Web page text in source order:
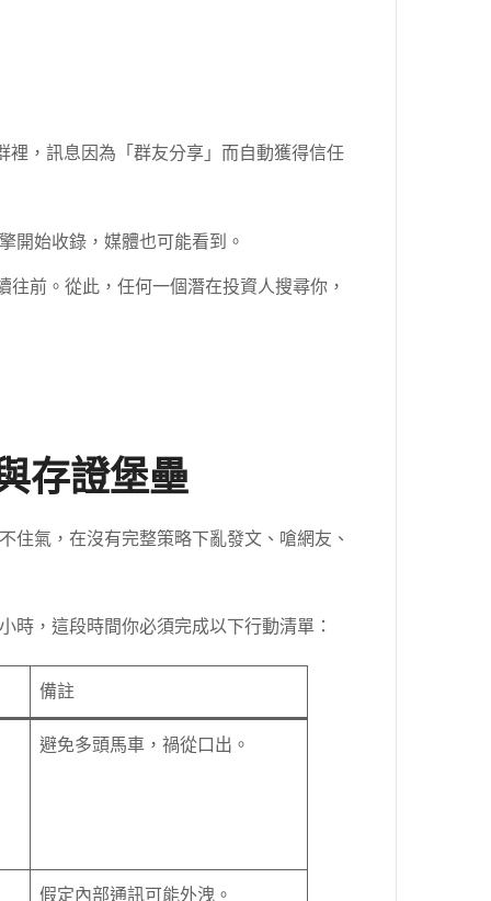
裡，訊息因為「群友分享」而自動獲得信任
開始收錄，媒體也可能看到。
前。從此，任何一個潛在投資人搜尋你，
存證堡壘
氣，在沒有完整策略下亂發文、嗆網友、
時，這段時間你必須完成以下行動清單：
備註
避免多頭馬車，禍從口出。
假定內部通訊可能外洩。